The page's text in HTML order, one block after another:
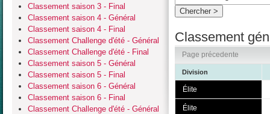
Classement saison 3 - Final
Classement saison 4 - Général
Classement saison 4 - Final
Classement Challenge d'été - Général
Classement Challenge d'été - Final
Classement saison 5 - Général
Classement saison 5 - Final
Classement saison 6 - Général
Classement saison 6 - Final
Classement Challenge d'été - Général
Classement
Page précedente
Division
Élite
Élite